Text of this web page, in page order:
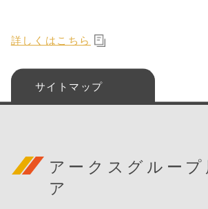
詳しくはこちら
サイトマップ
アークスグループ
ア